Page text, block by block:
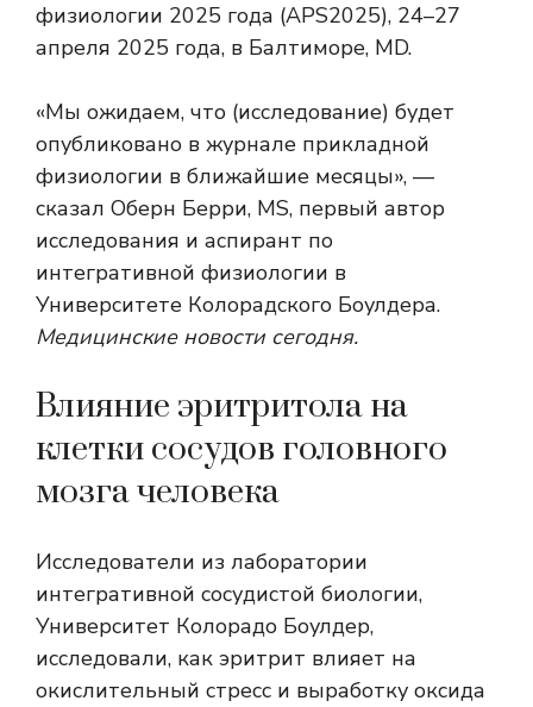
физиологии 2025 года (APS2025), 24–27
апреля 2025 года, в Балтиморе, MD.
«Мы ожидаем, что (исследование) будет
опубликовано в журнале прикладной
физиологии в ближайшие месяцы», —
сказал Оберн Берри, MS, первый автор
исследования и аспирант по
интегративной физиологии в
Университете Колорадского Боулдера.
Медицинские новости сегодня.
Влияние эритритола на
клетки сосудов головного
мозга человека
Исследователи из лаборатории
интегративной сосудистой биологии,
Университет Колорадо Боулдер,
исследовали, как эритрит влияет на
окислительный стресс и выработку оксида